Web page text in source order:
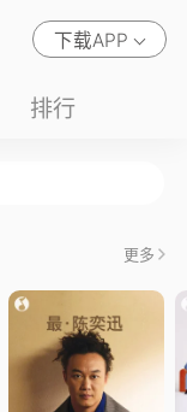
下载APP
排行
更多